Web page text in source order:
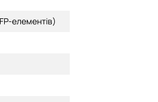
елементів)